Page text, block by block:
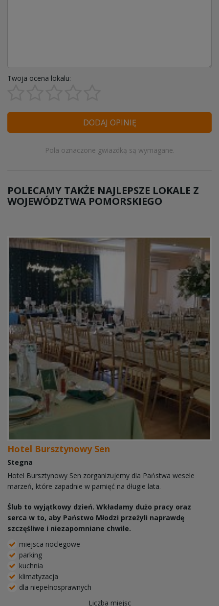
Twoja ocena lokalu:
DODAJ OPINIĘ
Pola oznaczone gwiazdką są wymagane.
POLECAMY TAKŻE NAJLEPSZE LOKALE Z
WOJEWÓDZTWA POMORSKIEGO
Hotel Bursztynowy Sen
Stegna
Hotel Bursztynowy Sen zorganizujemy dla Państwa wesele
marzeń, które zapadnie w pamięć na długie lata.
Ślub to wyjątkowy dzień. Wkładamy dużo pracy oraz
serca w to, aby Państwo Młodzi przeżyli naprawdę
szczęśliwe i niezapomniane chwile.
miejsca noclegowe
parking
kuchnia
klimatyzacja
dla niepełnosprawnych
Liczba miejsc